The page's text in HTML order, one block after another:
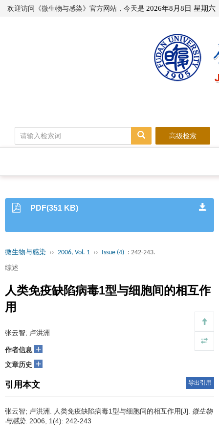
欢迎访问《微生物与感染》官方网站，今天是 2026年8月8日 星期六
高级检索
PDF(351 KB)
微生物与感染 ›› 2006, Vol. 1 ›› Issue (4) : 242-243.
综述
人类免疫缺陷病毒1型与细胞间的相互作
用
张云智; 卢洪洲
作者信息 +
文章历史 +
引用本文 导出引用
张云智; 卢洪洲. 人类免疫缺陷病毒1型与细胞间的相互作用[J]. 微生物
与感染. 2006, 1(4): 242-243